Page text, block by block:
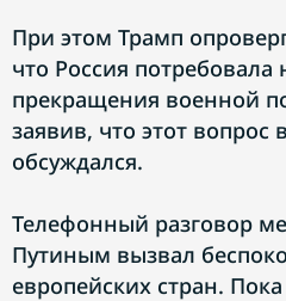
При этом Трамп
что Россия
прекращения военной
заявив, что этот вопрос
обсуждался.
Телефонный разговор
Путиным вызвал
европейских стран.